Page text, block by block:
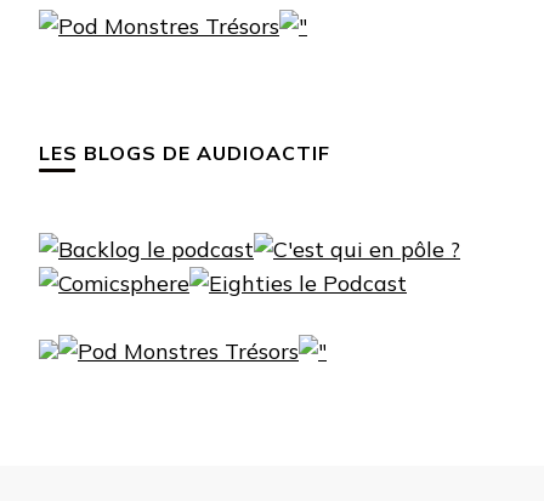
LES BLOGS DE AUDIOACTIF